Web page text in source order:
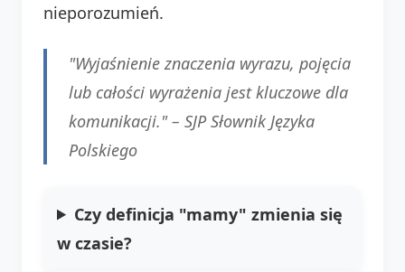
nieporozumień.
"Wyjaśnienie znaczenia wyrazu, pojęcia
lub całości wyrażenia jest kluczowe dla
komunikacji." – SJP Słownik Języka
Polskiego
Czy definicja "mamy" zmienia się
w czasie?